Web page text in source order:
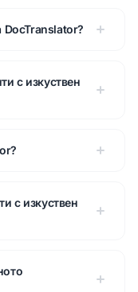
с изкуствен
с изкуствен